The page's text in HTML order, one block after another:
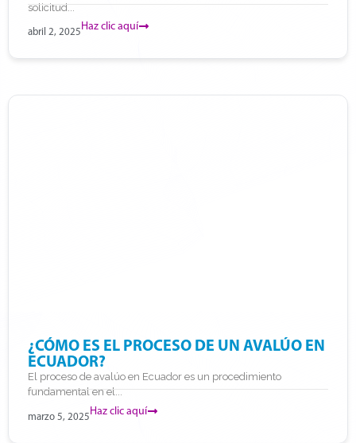
solicitud...
abril 2, 2025Haz clic aquí
¿CÓMO ES EL PROCESO DE UN AVALÚO EN
ECUADOR?
El proceso de avalúo en Ecuador es un procedimiento
fundamental en el...
marzo 5, 2025Haz clic aquí